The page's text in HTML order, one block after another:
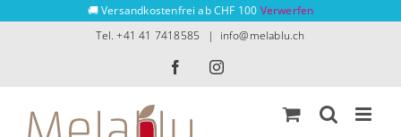
🚚 Versandkostenfrei ab CHF 100 Verwerfen
Tel. +41 41 7418585 | info@melablu.ch
FacebookInstagram